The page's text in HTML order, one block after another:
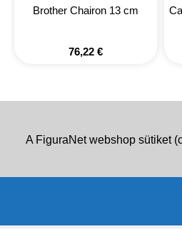
Brother Chairon 13 cm
76,22 €
A FiguraNet webshop sütiket